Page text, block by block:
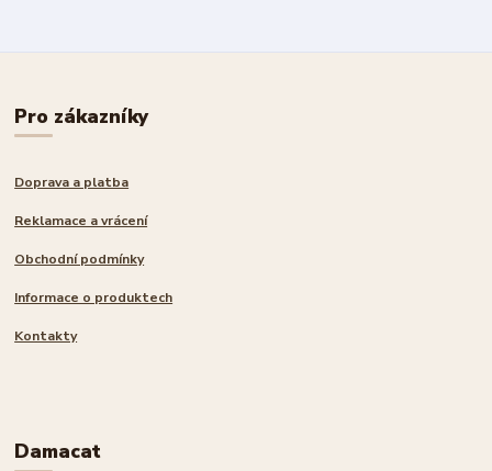
Pro zákazníky
Doprava a platba
Reklamace a vrácení
Obchodní podmínky
Informace o produktech
Kontakty
Damacat